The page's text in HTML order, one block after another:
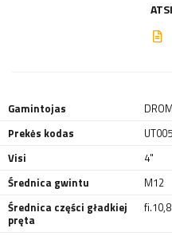
Gamintojas
Prekės kodas
Visi
4"
Średnica gwintu
M12
Średnica części gładkiej
pręta